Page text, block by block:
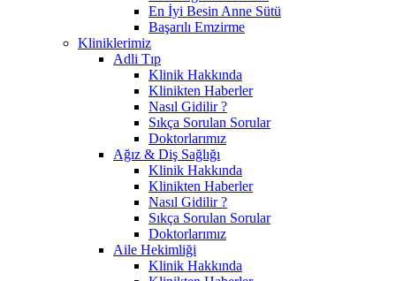
En İyi Besin Anne Sütü
Başarılı Emzirme
Kliniklerimiz
Adli Tıp
Klinik Hakkında
Klinikten Haberler
Nasıl Gidilir ?
Sıkça Sorulan Sorular
Doktorlarımız
Ağız & Diş Sağlığı
Klinik Hakkında
Klinikten Haberler
Nasıl Gidilir ?
Sıkça Sorulan Sorular
Doktorlarımız
Aile Hekimliği
Klinik Hakkında